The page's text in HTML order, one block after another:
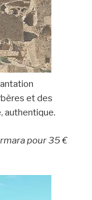
et des
authentique.
pour 35 €